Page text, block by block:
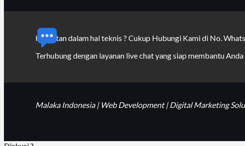
Kesulitan dalam hal teknis ? Cukup Hubungi Kami di No.
Terhubung dengan layanan live chat yang siap membantu
Malaka Indonesia | Web Development | Digital Marketing